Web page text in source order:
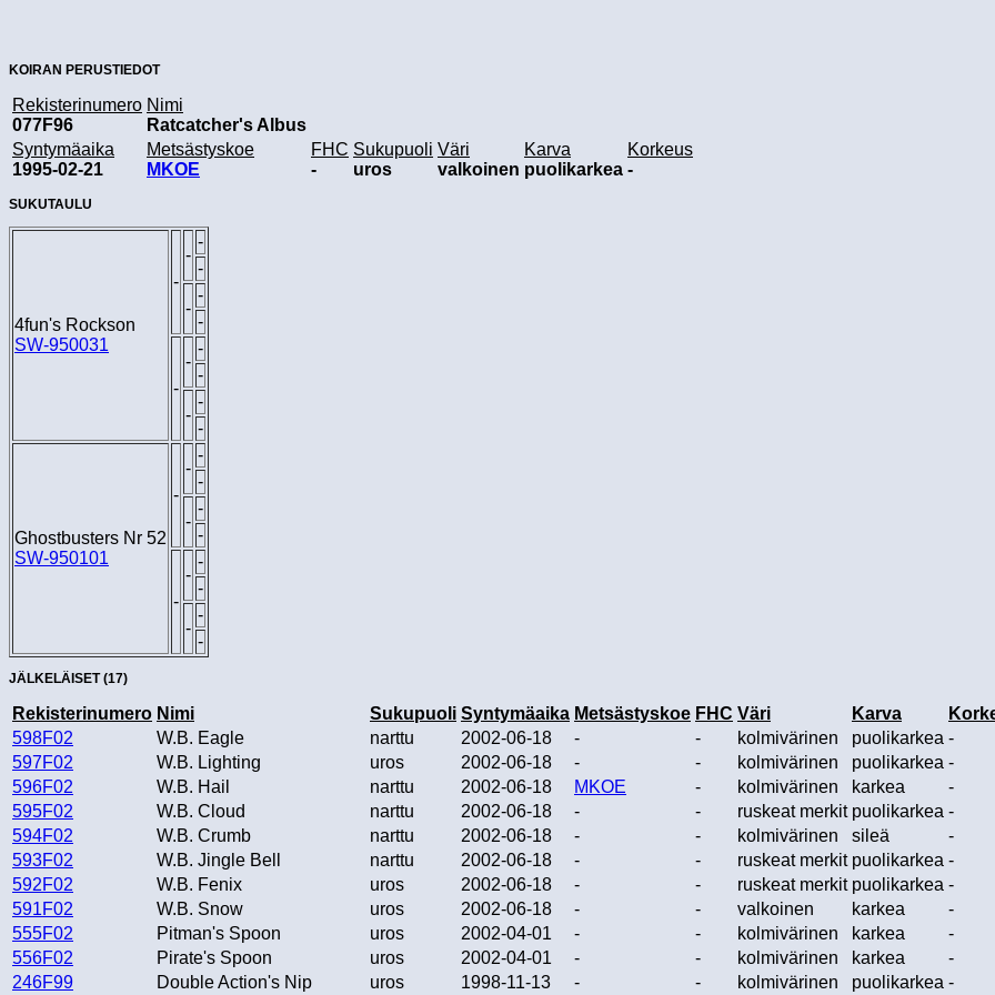
KOIRAN PERUSTIEDOT
Rekisterinumero
077F96
Nimi
Ratcatcher's Albus
Syntymäaika
1995-02-21
Metsästyskoe
MKOE
FHC
-
Sukupuoli
uros
Väri
valkoinen
Karva
puolikarkea
Korkeus
-
SUKUTAULU
4fun's Rockson
SW-950031
-
-
-
-
-
-
-
-
-
-
-
-
-
-
Ghostbusters Nr 52
SW-950101
-
-
-
-
-
-
-
-
-
-
-
-
-
-
JÄLKELÄISET (17)
Rekisterinumero Nimi Sukupuoli Syntymäaika Metsästyskoe FHC Väri Karva
598F02
W.B. Eagle narttu 2002-06-18 - - kolmivärinen puolikarkea -
597F02
W.B. Lighting uros 2002-06-18 - - kolmivärinen puolikarkea -
596F02
W.B. Hail narttu 2002-06-18 MKOE - kolmivärinen karkea
-
595F02
W.B. Cloud narttu 2002-06-18 - - ruskeat merkit puolikarkea -
594F02
W.B. Crumb narttu 2002-06-18 - - kolmivärinen sileä
-
593F02
W.B. Jingle Bell narttu 2002-06-18 - - ruskeat merkit puolikarkea -
592F02
W.B. Fenix uros 2002-06-18 - - ruskeat merkit puolikarkea -
591F02
W.B. Snow uros 2002-06-18 - - valkoinen karkea
-
555F02
Pitman's Spoon uros 2002-04-01 - - kolmivärinen karkea
-
556F02
Pirate's Spoon uros 2002-04-01 - - kolmivärinen karkea
-
246F99
Double Action's Nip uros 1998-11-13 - - kolmivärinen puolikarkea -